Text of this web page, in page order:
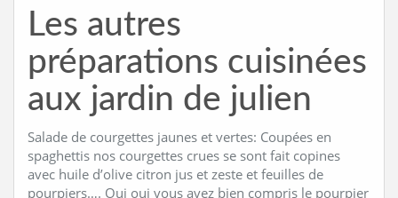
Les autres
préparations cuisinées
aux jardin de julien
Salade de courgettes jaunes et vertes: Coupées en
spaghettis nos courgettes crues se sont fait copines
avec huile d’olive citron jus et zeste et feuilles de
pourpiers…. Oui oui vous avez bien compris le pourpier